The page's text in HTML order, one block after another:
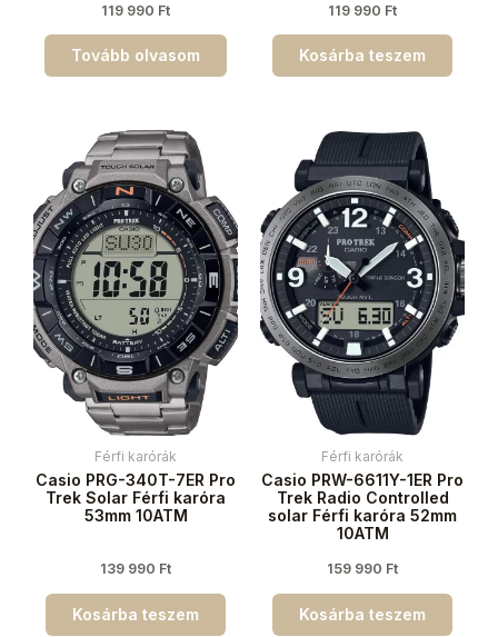
119 990 Ft
Tovább olvasom
119 990 Ft
Kosárba teszem
Férfi karórák
Casio PRG-340T-7ER Pro
Trek Solar Férfi karóra
53mm 10ATM
139 990 Ft
Kosárba teszem
Férfi karórák
Casio PRW-6611Y-1ER Pro
Trek Radio Controlled
solar Férfi karóra 52mm
10ATM
159 990 Ft
Kosárba teszem